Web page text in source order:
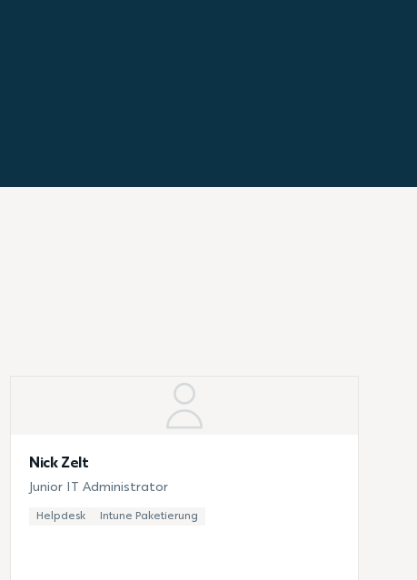
Nick Zelt
Junior IT Administrator
Helpdesk Intune Paketierung